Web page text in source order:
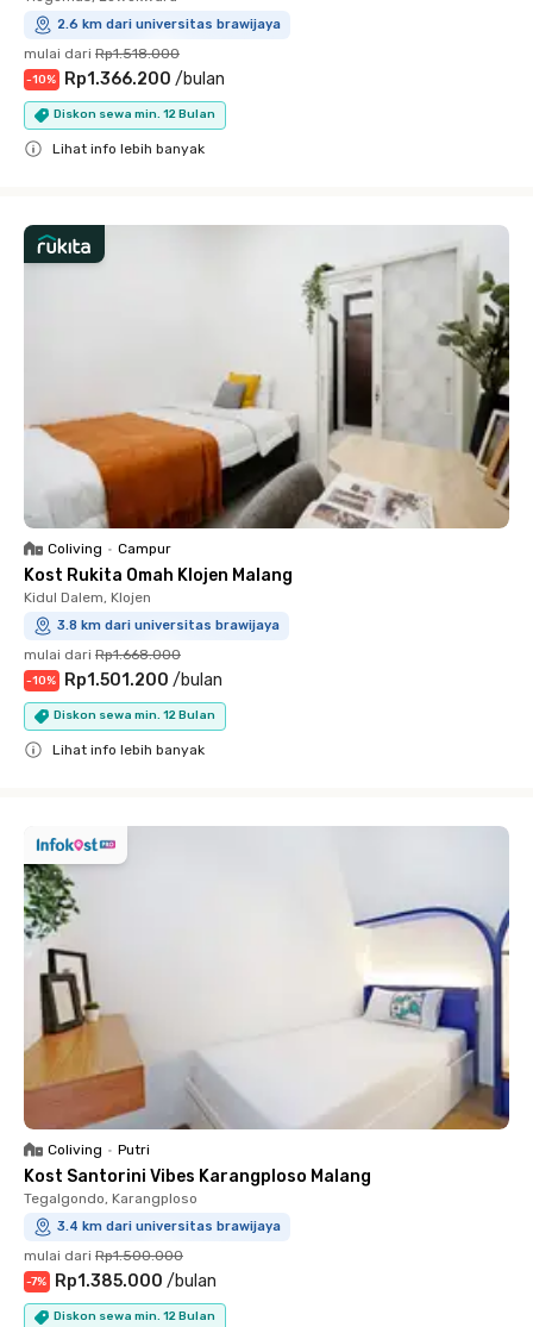
2.6 km dari universitas brawijaya
mulai dari Rp1.518.000
-10% Rp1.366.200 /bulan
Diskon sewa min. 12 Bulan
Lihat info lebih banyak
Coliving • Campur
Kost Rukita Omah Klojen Malang
Kidul Dalem, Klojen
3.8 km dari universitas brawijaya
mulai dari Rp1.668.000
-10% Rp1.501.200 /bulan
Diskon sewa min. 12 Bulan
Lihat info lebih banyak
Coliving • Putri
Kost Santorini Vibes Karangploso Malang
Tegalgondo, Karangploso
3.4 km dari universitas brawijaya
mulai dari Rp1.500.000
-7% Rp1.385.000 /bulan
Diskon sewa min. 12 Bulan